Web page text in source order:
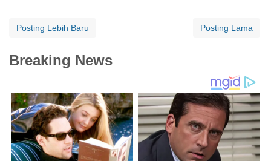
Posting Lebih Baru Posting Lama
Breaking News